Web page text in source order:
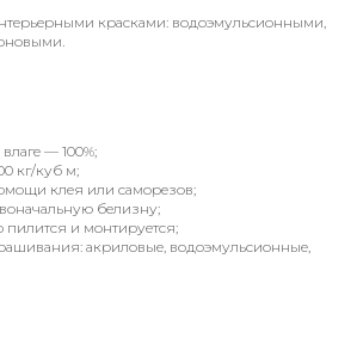
красками: водоэмульсионными,
— 100%;
кг/куб м;
клея или саморезов;
белизну;
пилится и монтируется;
акриловые, водоэмульсионные,